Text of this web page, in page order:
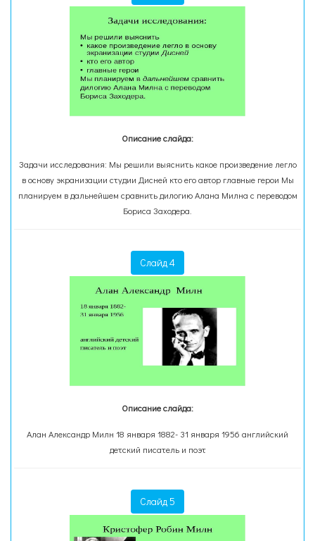
Описание слайда:
Задачи исследования: Мы решили выяснить какое произведение легло
в основу экранизации студии Дисней кто его автор главные герои Мы
планируем в дальнейшем сравнить дилогию Алана Милна с переводом
Бориса Заходера.
Слайд 4
Описание слайда:
Алан Александр Милн 18 января 1882- 31 января 1956 английский
детский писатель и поэт
Слайд 5